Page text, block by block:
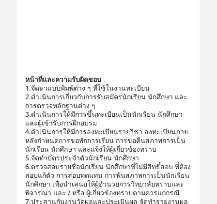
หน้าที่และความรับผิดชอบ
1.จัดหาแบบพิมพ์ต่าง ๆ ที่ใช้ในงานทะเบียน
2.ดำเนินการเกี่ยวกับการรับสมัครนักเรียน นักศึกษา และ
การตรวจหลักฐานต่าง ๆ
3.ดำเนินการให้มีการขึ้นทะเบียนเป็นนักเรียน นักศึกษา
และผู้เข้ารับการฝึกอบรม
4.ดำเนินการให้มีการลงทะเบียนรายวิชา ลงทะเบียนภาย
หลังกำหนดการขอพักการเรียน การขอคืนสภาพการเป็น
นักเรียน นักศึกษา และแจ้งให้ผู้เกี่ยวข้องทราบ
5.จัดทำบัตรประจำตัวนักเรียน นักศึกษา
6.ตรวจสอบรายชื่อนักเรียน นักศึกษาที่ไม่มีสิทธิ์สอบ ที่ต้อง
สอบแก้ตัว การสอบทดแทน การพ้นสภาพการเป็นนักเรียน
นักศึกษา เพื่อนำเสนอให้ผู้อำนวยการวิทยาลัยทราบและ
พิจารณา และ / หรือ ผู้เกี่ยวข้องทราบตามควรแก่กรณี
7.ประสานกับงานวัดผลและประเมินผล จัดทำรายงานผล